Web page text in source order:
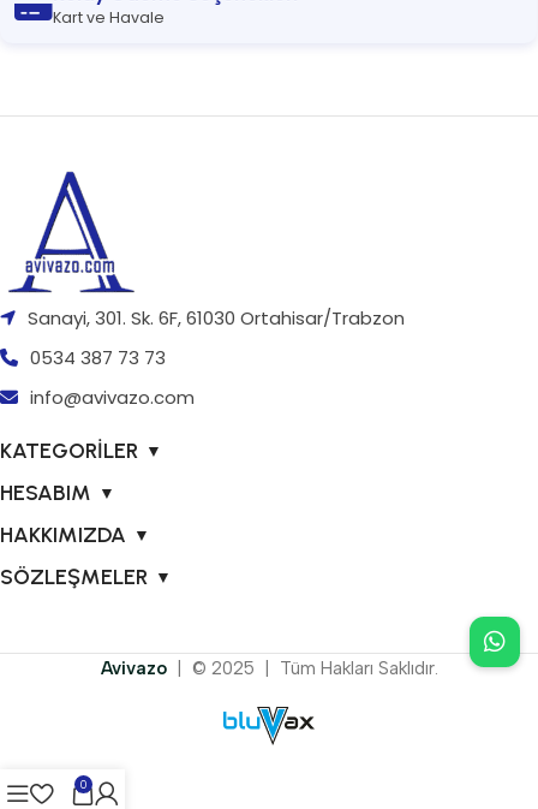
Kart ve Havale
Sanayi, 301. Sk. 6F, 61030 Ortahisar/Trabzon
0534 387 73 73
info@avivazo.com
KATEGORİLER ▼
HESABIM ▼
HAKKIMIZDA ▼
SÖZLEŞMELER ▼
Avivazo | © 2025 | Tüm Hakları Saklıdır.
0